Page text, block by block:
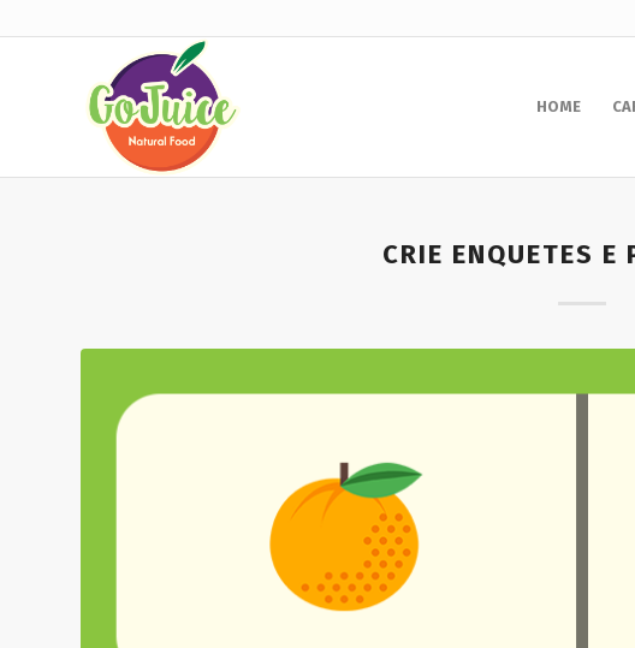
HOME
CRIE ENQUETES E